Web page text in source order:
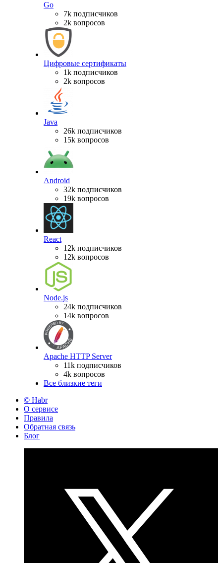
Go
7k подписчиков
2k вопросов
Цифровые сертификаты
1k подписчиков
2k вопросов
Java
26k подписчиков
15k вопросов
Android
32k подписчиков
19k вопросов
React
12k подписчиков
12k вопросов
Node.js
24k подписчиков
14k вопросов
Apache HTTP Server
11k подписчиков
4k вопросов
Все близкие теги
© Habr
О сервисе
Правила
Обратная связь
Блог